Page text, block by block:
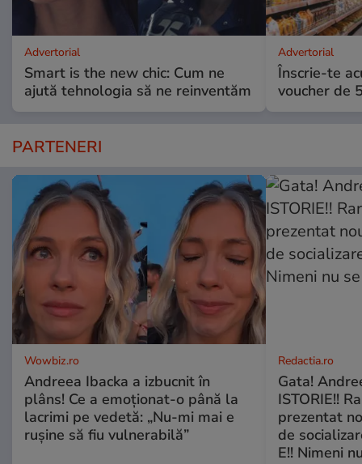
Advertorial
Smart is the new chic: Cum ne
ajută tehnologia să ne reinventăm
Advertorial
Înscrie-te
voucher de
PARTENERI
Wowbiz.ro
Andreea Ibacka a izbucnit în
plâns! Ce a emoționat-o până la
lacrimi pe vedetă: „Nu-mi mai e
rușine să fiu vulnerabilă”
Redactia.ro
Gata!
ISTORIE!!
prezentat
de
E!! Nimeni